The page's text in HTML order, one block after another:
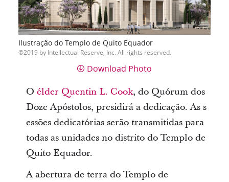
Ilustração do Templo de Quito Equador
2019 by Intellectual Reserve, Inc. All rights reserved.
Download Photo
O élder Quentin L. Cook, do Quórum dos
Doze Apóstolos, presidirá a dedicação. As s
essões dedicatórias serão transmitidas para
todas as unidades no distrito do Templo de
Quito Equador.
A abertura de terra do Templo de